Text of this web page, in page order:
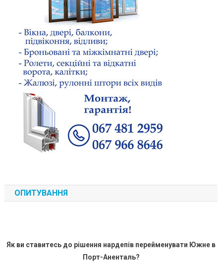
ОПИТУВАННЯ
Як ви ставитесь до рішення нардепів перейменувати Южне в
Порт-Аненталь?